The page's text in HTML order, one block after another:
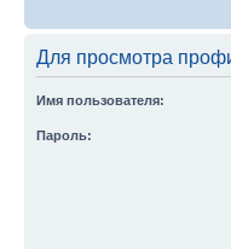
Для просмотра
Имя пользователя:
Пароль: